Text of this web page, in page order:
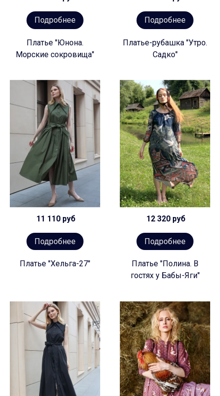
Подробнее
Платье "Юнона.
Морские сокровища"
Подробнее
Платье-рубашка "Утро.
Садко"
11 110 руб
Подробнее
Платье "Хельга-27"
12 320 руб
Подробнее
Платье "Полина. В
гостях у Бабы-Яги"